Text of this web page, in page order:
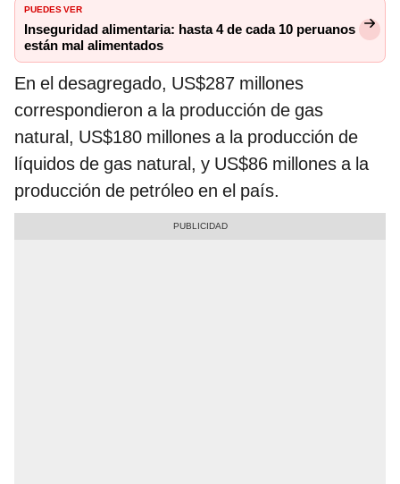
PUEDES VER
Inseguridad alimentaria: hasta 4 de cada 10 peruanos
están mal alimentados
En el desagregado, US$287 millones
correspondieron a la producción de gas
natural, US$180 millones a la producción de
líquidos de gas natural, y US$86 millones a la
producción de petróleo en el país.